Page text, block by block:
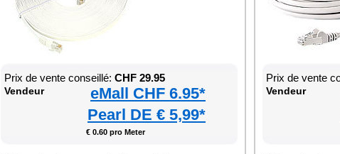
Prix de vente conseillé: CHF 29.95
Vendeur
eMall CHF 6.95*
Pearl DE € 5,99*
€ 0.60 pro Meter
Prix de vente
Vendeur